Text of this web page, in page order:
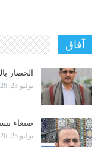
آفاق
الحصار
يوليو 23, 2026
صنعاء
يوليو 23, 2026